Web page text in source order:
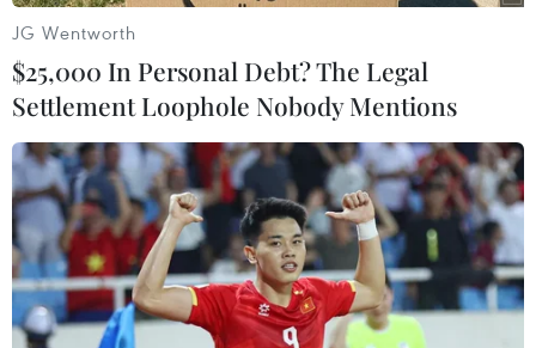
Chiêm ngưỡng những mẫu
xe hiếm tại Triển lãm ProDvizhenie-
2026 ở Nga
31/07/2026 01:51
Toyota giữ vững vị trí hãng xe bán
chạy nhất toàn cầu trong 7 năm liên
JG Wentworth
$25,000 In Personal Debt? The Legal
Settlement Loophole Nobody Mentions